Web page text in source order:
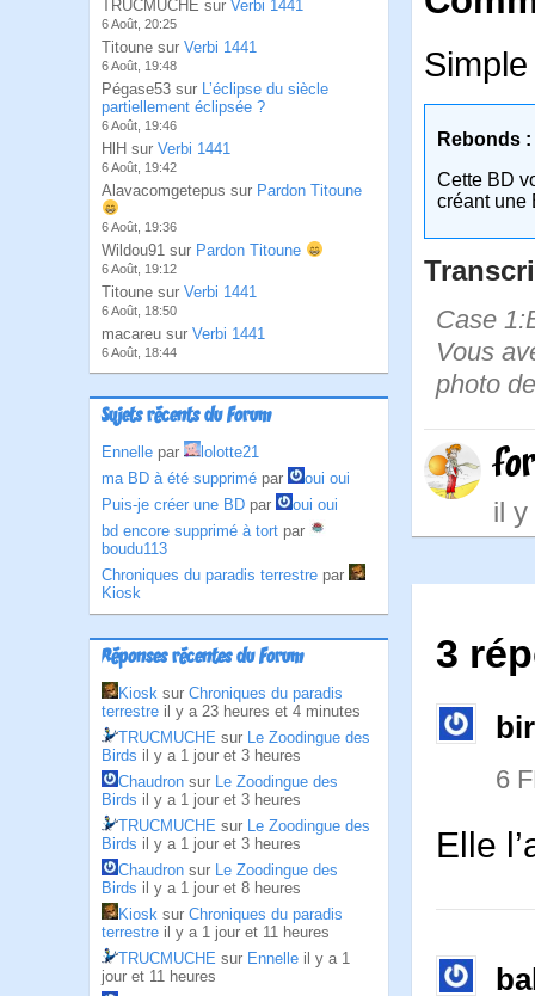
TRUCMUCHE sur Verbi 1441
6 Août, 20:25
Titoune sur Verbi 1441
6 Août, 19:48
Pégase53 sur L’éclipse du siècle
partiellement éclipsée ?
6 Août, 19:46
HlH sur Verbi 1441
6 Août, 19:42
Alavacomgetepus sur Pardon Titoune
6 Août, 19:36
Wildou91 sur Pardon Titoune
6 Août, 19:12
Titoune sur Verbi 1441
6 Août, 18:50
macareu sur Verbi 1441
6 Août, 18:44
Sujets récents du Forum
Ennelle par
lolotte21
ma BD à été supprimé par
oui oui
Puis-je créer une BD par
oui oui
bd encore supprimé à tort par
boudu113
Chroniques du paradis terrestre par
Kiosk
Réponses récentes du Forum
Kiosk sur Chroniques du paradis
terrestre il y a 23 heures et 4 minutes
TRUCMUCHE sur Le Zoodingue des
Birds il y a 1 jour et 3 heures
Chaudron sur Le Zoodingue des
Birds il y a 1 jour et 3 heures
TRUCMUCHE sur Le Zoodingue des
Birds il y a 1 jour et 3 heures
Chaudron sur Le Zoodingue des
Birds il y a 1 jour et 8 heures
Kiosk sur Chroniques du paradis
terrestre il y a 1 jour et 11 heures
TRUCMUCHE sur Ennelle il y a 1
jour et 11 heures
Rebonds :
Cette BD
créant une
Case
Vous
photo
il y
3
6
Elle